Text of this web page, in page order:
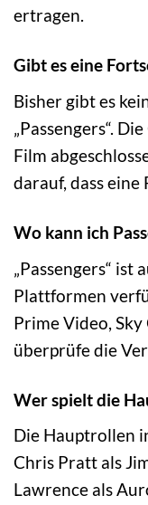
ertragen.
Gibt es eine
Bisher gibt es
„Passengers“.
Film
darauf, dass
Wo kann ich
„Passengers“ ist
Plattformen
Prime Video,
überprüfe die
Wer spielt die
Die Hauptrollen
Chris Pratt als
Lawrence als